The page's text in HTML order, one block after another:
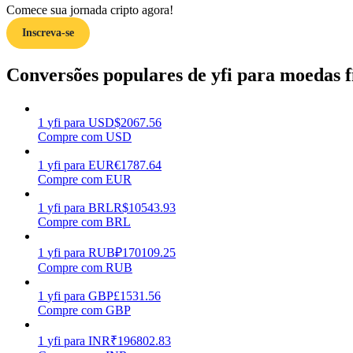
Guia
Estratégias de negociação
Aprenda como se manter lucrativo
Comece sua jornada cripto agora!
Inscreva-se
Conversões populares de yfi para moedas
1 yfi para USD$2067.56
Compre com USD
1 yfi para EUR€1787.64
Compre com EUR
1 yfi para BRLR$10543.93
Compre com BRL
1 yfi para RUB₽170109.25
Compre com RUB
1 yfi para GBP£1531.56
Compre com GBP
1 yfi para INR₹196802.83